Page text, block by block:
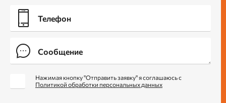
Нажимая кнопку "Отправить заявку" я соглашаюсь с
Политикой обработки персональных данных